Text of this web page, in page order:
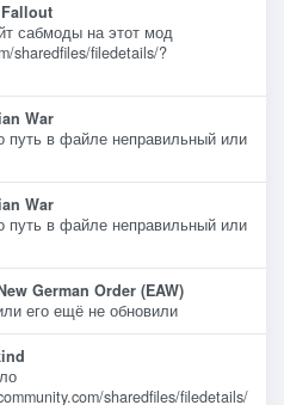
сабмоды на этот мод
sharedfiles/filedetails/?
War
путь в файле неправильный или
War
путь в файле неправильный или
German Order (EAW)
его ещё не обновили
sharedfiles/filedetails/